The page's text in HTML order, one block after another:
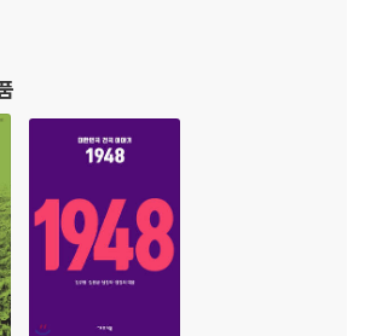
의 역사교육을 비교하는 연구를 하던 중 우리
을 절감하게 되었으며, 이후 한국사 교과서
기울이고 있다.